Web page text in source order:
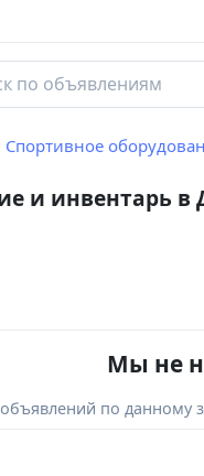
Спортивное
и инвентарь
Мы не
по данному